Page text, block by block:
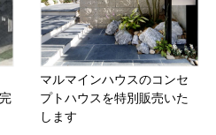
マルマインハウスのコンセ
プトハウスを特別販売いた
します